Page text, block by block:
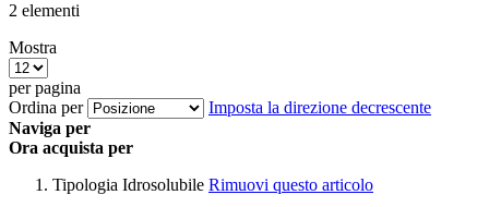
2 elementi
Mostra
per pagina
Ordina per
Imposta la direzione decrescente
Naviga per
Ora acquista per
Tipologia Idrosolubile Rimuovi questo articolo